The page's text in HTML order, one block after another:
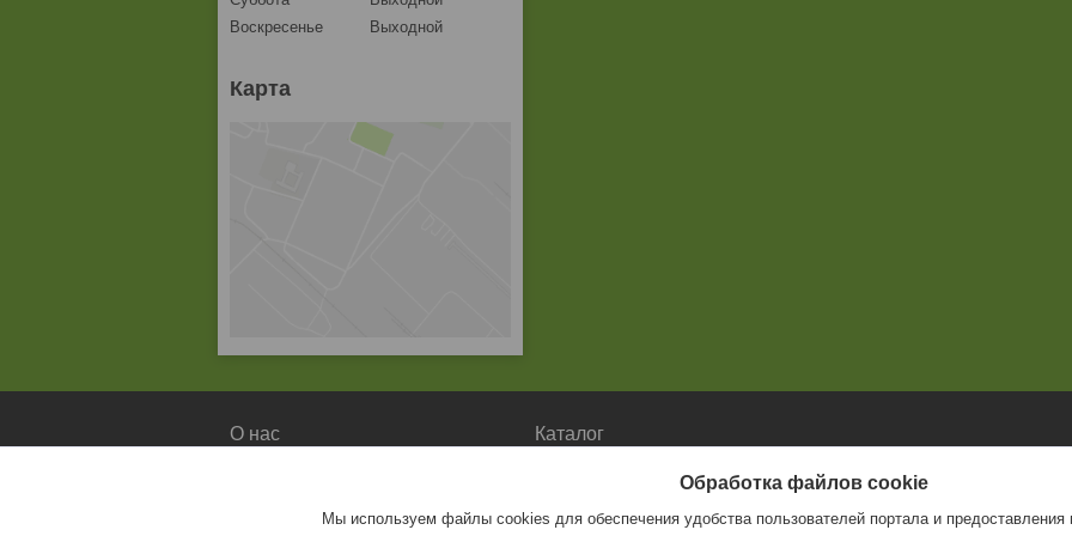
Воскресенье
Выходной
Карта
О нас Каталог
Обработка файлов cookie
Мы используем файлы cookies для обеспечения удобства пользователей портала и предоставления